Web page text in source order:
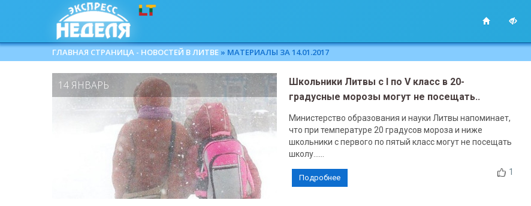
ГЛАВНАЯ СТРАНИЦА - НОВОСТЕЙ В ЛИТВЕ » МАТЕРИАЛЫ ЗА 14.01.2017
14 ЯНВАРЬ
Школьники Литвы с I по V класс в 20-
градусные морозы могут не посещать..
Министерство образования и науки Литвы напоминает,
что при температуре 20 градусов мороза и ниже
школьники с первого по пятый класс могут не посещать
школу......
1
Подробнее